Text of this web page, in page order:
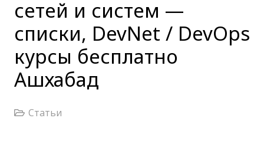
сетей и систем —
списки, DevNet / DevOps
курсы бесплатно
Ашхабад
Статьи